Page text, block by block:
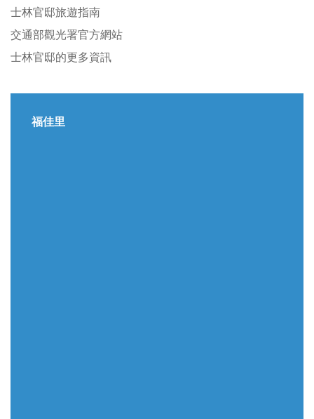
士林官邸旅遊指南
交通部觀光署官方網站
士林官邸的更多資訊
福佳里